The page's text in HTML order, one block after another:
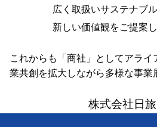
広く取扱いサステナブ
新しい価値観をご提案
これからも「商社」としてアラ
業共創を拡大しながら多様な事業
株式会社日